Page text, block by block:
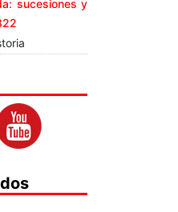
sucesiones y